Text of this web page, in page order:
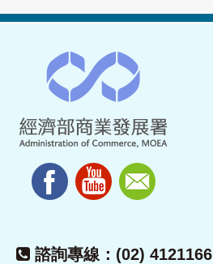
諮詢專線：(02) 4121166